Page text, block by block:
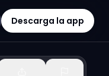
Descarga la app